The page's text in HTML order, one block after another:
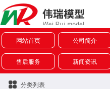
网站首页 公司简介
售后服务 新闻资讯
分类列表